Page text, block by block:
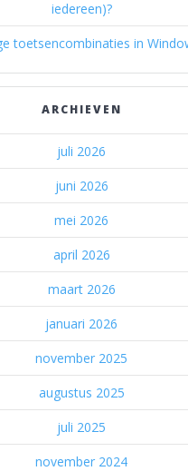
iedereen)?
toetsencombinaties in
ARCHIEVEN
juli 2026
juni 2026
mei 2026
april 2026
maart 2026
januari 2026
november 2025
augustus 2025
juli 2025
november 2024